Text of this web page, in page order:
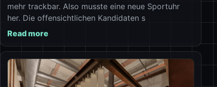
mehr trackbar. Also musste eine neue Sportuhr
her. Die offensichtlichen Kandidaten s
Read more